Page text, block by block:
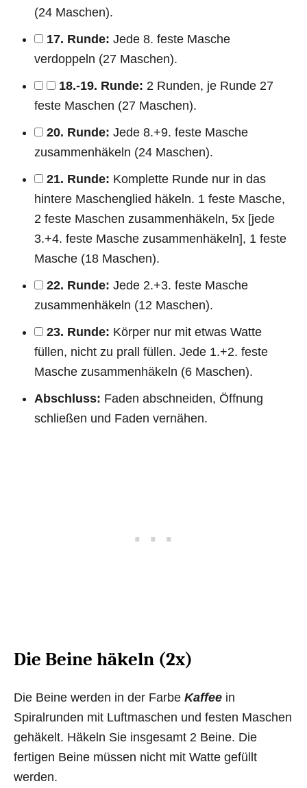
(24 Maschen).
17. Runde: Jede 8. feste Masche
verdoppeln (27 Maschen).
18.-19. Runde: 2 Runden, je Runde 27
feste Maschen (27 Maschen).
20. Runde: Jede 8.+9. feste Masche
zusammenhäkeln (24 Maschen).
21. Runde: Komplette Runde nur in das
hintere Maschenglied häkeln. 1 feste Masche,
2 feste Maschen zusammenhäkeln, 5x [jede
3.+4. feste Masche zusammenhäkeln], 1 feste
Masche (18 Maschen).
22. Runde: Jede 2.+3. feste Masche
zusammenhäkeln (12 Maschen).
23. Runde: Körper nur mit etwas Watte
füllen, nicht zu prall füllen. Jede 1.+2. feste
Masche zusammenhäkeln (6 Maschen).
Abschluss: Faden abschneiden, Öffnung
schließen und Faden vernähen.
Die Beine häkeln (2x)
Die Beine werden in der Farbe Kaffee in
Spiralrunden mit Luftmaschen und festen Maschen
gehäkelt. Häkeln Sie insgesamt 2 Beine. Die
fertigen Beine müssen nicht mit Watte gefüllt
werden.